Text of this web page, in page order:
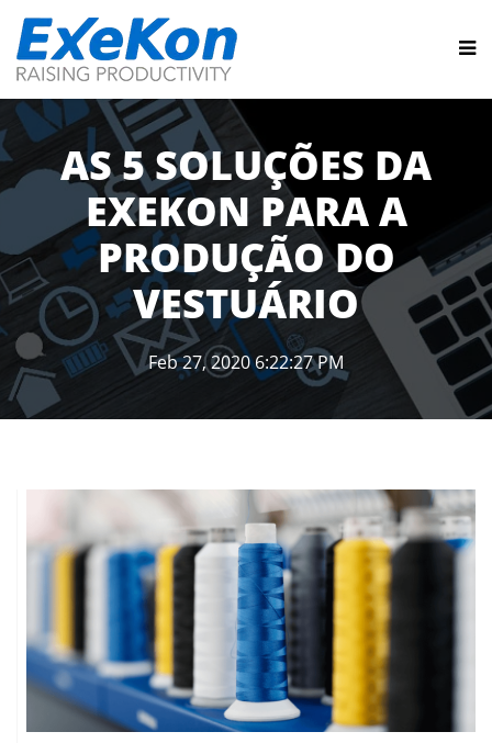
AS 5 SOLUÇÕES DA
EXEKON PARA A
PRODUÇÃO DO
VESTUÁRIO
Feb 27, 2020 6:22:27 PM